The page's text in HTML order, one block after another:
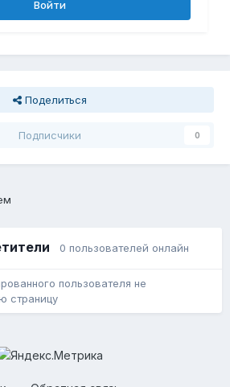
Войти
Поделиться
Подписчики 0
0 пользователей онлайн
пользователя не
страницу